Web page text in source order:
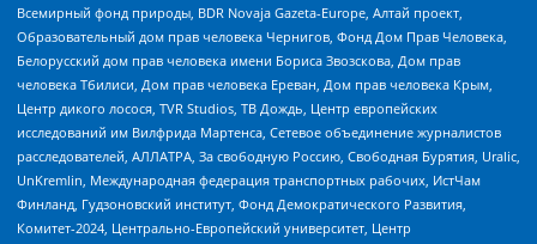
Всемирный фонд природы, BDR Novaja Gazeta-Europe, Алтай проект,
Образовательный дом прав человека Чернигов, Фонд Дом Прав Человека,
Белорусский дом прав человека имени Бориса Звозскова, Дом прав
человека Тбилиси, Дом прав человека Ереван, Дом прав человека Крым,
Центр дикого лосося, TVR Studios, ТВ Дождь, Центр европейских
исследований им Вилфрида Мартенса, Сетевое объединение журналистов
расследователей, АЛЛАТРА, За свободную Россию, Свободная Бурятия, Uralic,
UnKremlin, Международная федерация транспортных рабочих, ИстЧам
Финланд, Гудзоновский институт, Фонд Демократического Развития,
Комитет-2024, Центрально-Европейский университет, Центр